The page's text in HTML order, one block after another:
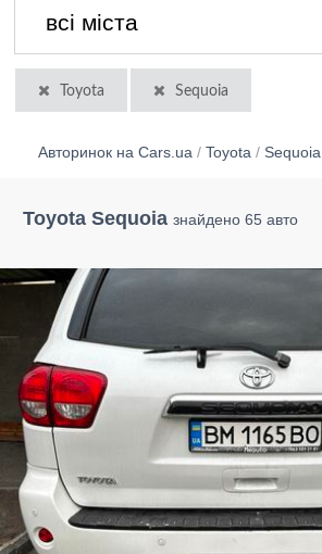
Toyota Sequoia
Авторинок на Cars.ua / Toyota / Sequoia
Toyota Sequoia знайдено 65 авто